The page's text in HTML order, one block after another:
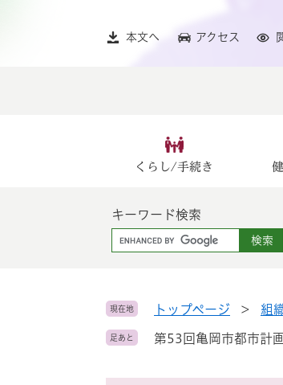
本文へ アクセス
くらし/手続き
キーワード検索
G
o
l
カ
タ
現在地 トップページ > 組
足あと 第53回亀岡市都市計